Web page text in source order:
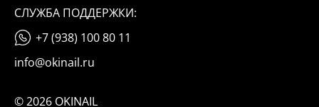
СЛУЖБА ПОДДЕРЖКИ:
+7 (938) 100 80 11
info@okinail.ru
© 2026 OKINAIL